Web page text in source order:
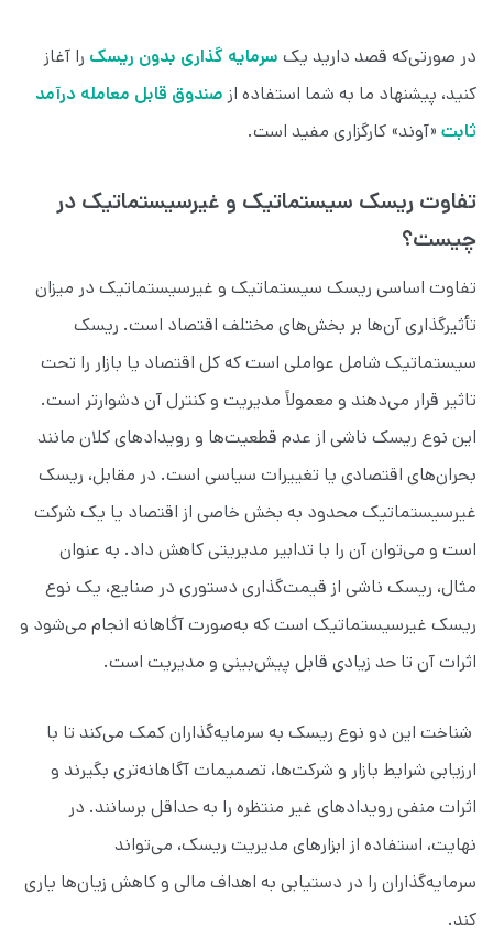
در صورتی‌که قصد دارید یک سرمایه گذاری بدون ریسک را آغاز
کنید، پیشنهاد ما به شما استفاده از صندوق قابل معامله درآمد
ثابت «آوند» کارگزاری مفید است.
تفاوت ریسک سیستماتیک و غیرسیستماتیک در
چیست؟
تفاوت اساسی ریسک سیستماتیک و غیرسیستماتیک در میزان
تأثیرگذاری آن‌ها بر بخش‌های مختلف اقتصاد است. ریسک
سیستماتیک شامل عواملی است که کل اقتصاد یا بازار را تحت
تاثیر قرار می‌دهند و معمولاً مدیریت و کنترل آن دشوارتر است.
این نوع ریسک ناشی از عدم قطعیت‌ها و رویدادهای کلان مانند
بحران‌های اقتصادی یا تغییرات سیاسی است. در مقابل، ریسک
غیرسیستماتیک محدود به بخش خاصی از اقتصاد یا یک شرکت
است و می‌توان آن را با تدابیر مدیریتی کاهش داد. به عنوان
مثال، ریسک ناشی از قیمت‌گذاری دستوری در صنایع، یک نوع
ریسک غیرسیستماتیک است که به‌صورت آگاهانه انجام می‌شود و
اثرات آن تا حد زیادی قابل پیش‌بینی و مدیریت است.
شناخت این دو نوع ریسک به سرمایه‌گذاران کمک می‌کند تا با
ارزیابی شرایط بازار و شرکت‌ها، تصمیمات آگاهانه‌تری بگیرند و
اثرات منفی رویدادهای غیر منتظره را به حداقل برسانند. در
نهایت، استفاده از ابزارهای مدیریت ریسک، می‌تواند
سرمایه‌گذاران را در دستیابی به اهداف مالی و کاهش زیان‌ها یاری
کند.